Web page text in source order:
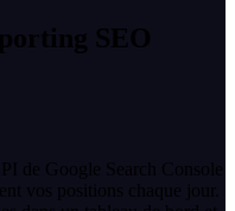
SEO
de Google Search Console
vos positions chaque jour.